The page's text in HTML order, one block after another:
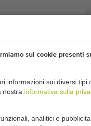
sui cookie presenti
informazioni sui diversi tipi
nostra informativa sulla
analitici e